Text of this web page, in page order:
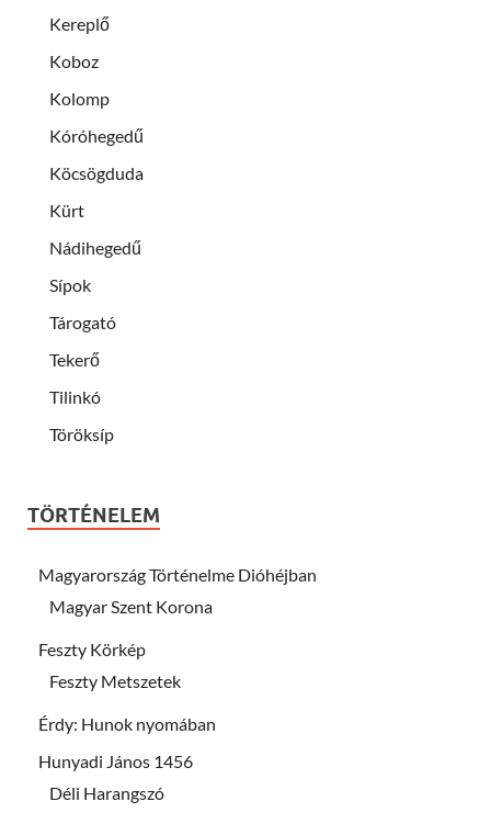
Kereplő
Koboz
Kolomp
Kóróhegedű
Köcsögduda
Kürt
Nádihegedű
Sípok
Tárogató
Tekerő
Tilinkó
Töröksíp
TÖRTÉNELEM
Magyarország Történelme Dióhéjban
Magyar Szent Korona
Feszty Körkép
Feszty Metszetek
Érdy: Hunok nyomában
Hunyadi János 1456
Déli Harangszó